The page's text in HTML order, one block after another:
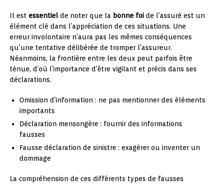
Il est essentiel de noter que la bonne foi de l’assuré est un
élément clé dans l’appréciation de ces situations. Une
erreur involontaire n’aura pas les mêmes conséquences
qu’une tentative délibérée de tromper l’assureur.
Néanmoins, la frontière entre les deux peut parfois être
ténue, d’où l’importance d’être vigilant et précis dans ses
déclarations.
Omission d’information : ne pas mentionner des éléments
importants
Déclaration mensongère : fournir des informations
fausses
Fausse déclaration de sinistre : exagérer ou inventer un
dommage
La compréhension de ces différents types de fausses